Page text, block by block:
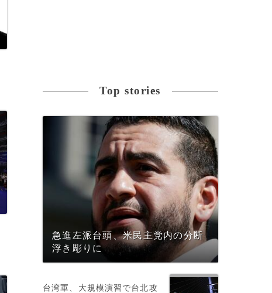
Top stories
急進左派台頭、米民主党内の分断
浮き彫りに
台湾軍、大規模演習で台北攻